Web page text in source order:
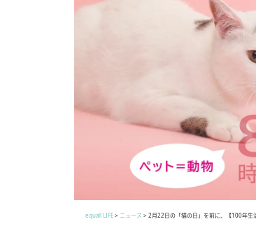
equall LIFE> ニュース > 2月22日の「猫の日」を前に、【100年